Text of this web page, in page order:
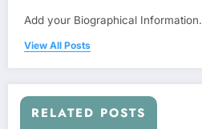
Add your Biographical Information.
View All Posts
RELATED POSTS